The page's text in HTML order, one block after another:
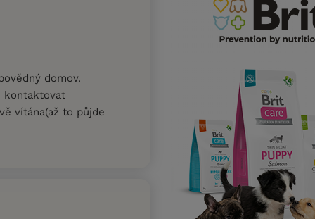
domov.
kontaktovat
vítána(až to půjde